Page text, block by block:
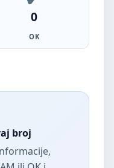
0
OK
broj